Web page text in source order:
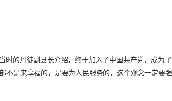
时的丹徒副县长介绍，终于加入了中国共产党，成为了
不是来享福的，是要为人民服务的，这个观念一定要强